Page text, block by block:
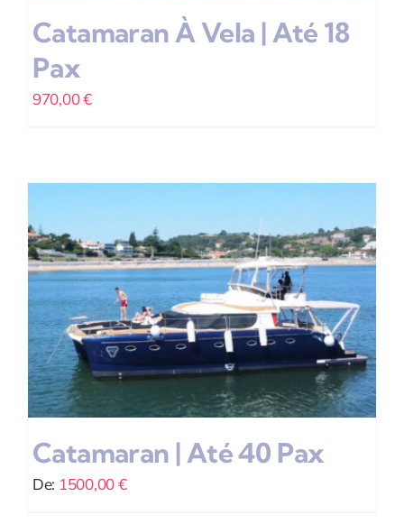
Catamaran À Vela | Até 18
Pax
970,00€
Catamaran | Até 40 Pax
De: 1500,00€